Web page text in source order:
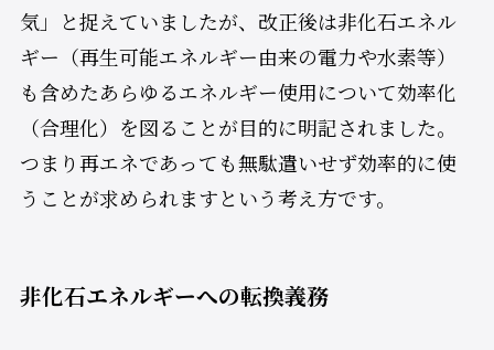
気」と捉えていましたが、改正後は非化石エネル
ギー（再生可能エネルギー由来の電力や水素等）
も含めたあらゆるエネルギー使用について効率化
（合理化）を図ることが目的に明記されました。
つまり再エネであっても無駄遣いせず効率的に使
うことが求められますという考え方です。
非化石エネルギーへの転換義務